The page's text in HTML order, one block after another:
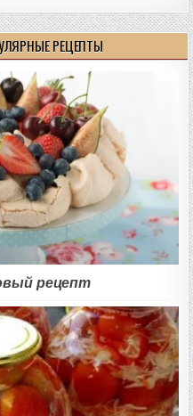
РЕЦЕПТЫ
рецепт